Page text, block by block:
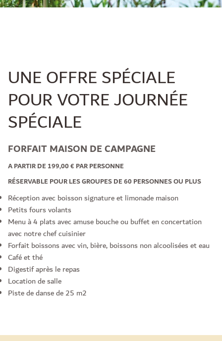
UNE OFFRE SPÉCIALE
POUR VOTRE JOURNÉE
SPÉCIALE
FORFAIT MAISON DE CAMPAGNE
A PARTIR DE 199,00 € PAR PERSONNE
RÉSERVABLE POUR LES GROUPES DE 60 PERSONNES OU PLUS
Réception avec boisson signature et limonade maison
Petits fours volants
Menu à 4 plats avec amuse bouche ou buffet en concertation
avec notre chef cuisinier
Forfait boissons avec vin, bière, boissons non alcoolisées et eau
Café et thé
Digestif après le repas
Location de salle
Piste de danse de 25 m2